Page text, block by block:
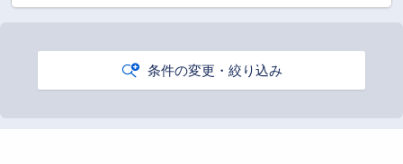
条件の変更・絞り込み